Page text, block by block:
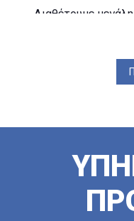
Διαθέτουμε
Παρέχουμε άμεση